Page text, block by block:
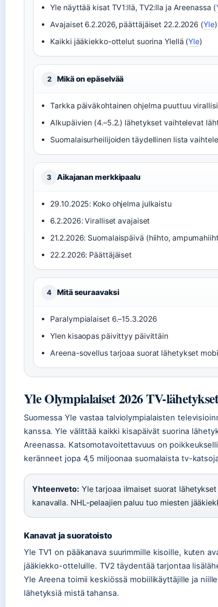
Yle näyttää kisat TV1:llä, TV2:lla ja Areenassa (
Avajaiset 6.2.2026, päättäjäiset 22.2.2026 (Yle)
Kaikki jääkiekko-ottelut suorina Ylellä (Yle)
2 Mikä on epäselvää
Tarkka päiväkohtainen ohjelma puuttuu
Alkupäivien (4.–5.2.) lähetykset vaihtelevat
Suomalaisurheilijoiden täydellinen lista
3 Aikajanan merkkipaalu
29.10.2025: Koko ohjelma julkaistu
6.2.2026: Viralliset avajaiset
21.2.2026: Suomalaispäivä (hiihto,
22.2.2026: Päättäjäiset
4 Mitä seuraavaksi
Paralympialaiset 6.–15.3.2026
Ylen kisaopas päivittyy päivittäin
Areena-sovellus tarjoaa suorat lähetykset
Yle Olympialaiset 2026 TV-
Suomessa Yle vastaa talviolympialaisten
kanssa. Yle välittää kaikki kisapäivät suorina
Areenassa. Katsomotavoitettavuus on
keränneet jopa 4,5 miljoonaa suomalaista tv-
Yhteenveto: Yle tarjoaa ilmaiset suorat
kanavalla. NHL-pelaajien paluu tuo miesten
Kanavat ja suoratoisto
Yle TV1 on pääkanava suurimmille kisoille, kuten
jääkiekko-otteluille. TV2 täydentää tarjontaa
Yle Areena toimii keskiössä mobiilikäyttäjille ja
lähetyksiä mistä tahansa.